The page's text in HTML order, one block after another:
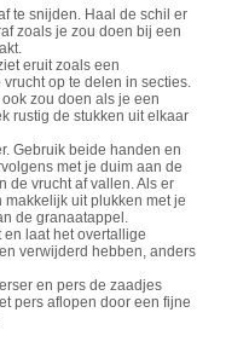
te snijden. Haal de schil er
zoals je zou doen bij een
eruit zoals een
op te delen in secties.
zou doen als je een
rustig de stukken uit elkaar
Gebruik beide handen en
met je duim aan de
de vrucht af vallen. Als er
uit plukken met je
de granaatappel.
laat het overtallige
verwijderd hebben, anders
en pers de zaadjes
pers aflopen door een fijne